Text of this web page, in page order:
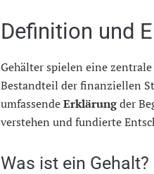
Definition und
Gehälter spielen eine
Bestandteil der finanziellen
umfassendeErklärungder
verstehen und fundierte
Was ist ein Gehalt?